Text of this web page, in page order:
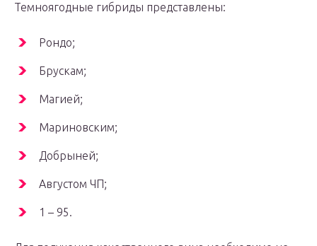
Темноягодные гибриды представлены:
Рондо;
Брускам;
Магией;
Мариновским;
Добрыней;
Августом ЧП;
1 – 95.